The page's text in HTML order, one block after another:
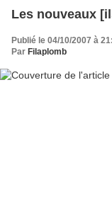
Les nouveaux
Publié le 04/10/2007 à
Par Filaplomb